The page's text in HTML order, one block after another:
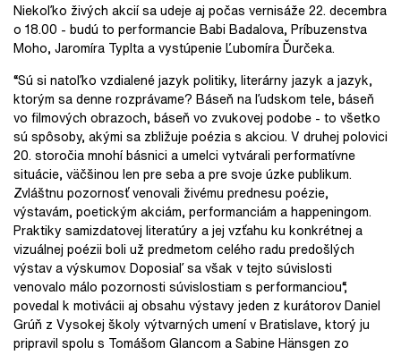
Niekoľko živých akcií sa udeje aj počas vernisáže 22. decembra
o 18.00 - budú to performancie Babi Badalova, Príbuzenstva
Moho, Jaromíra Typlta a vystúpenie Ľubomíra Ďurčeka.
“Sú si natoľko vzdialené jazyk politiky, literárny jazyk a jazyk,
ktorým sa denne rozprávame? Báseň na ľudskom tele, báseň
vo filmových obrazoch, báseň vo zvukovej podobe - to všetko
sú spôsoby, akými sa zbližuje poézia s akciou. V druhej polovici
20. storočia mnohí básnici a umelci vytvárali performatívne
situácie, väčšinou len pre seba a pre svoje úzke publikum.
Zvláštnu pozornosť venovali živému prednesu poézie,
výstavám, poetickým akciám, performanciám a happeningom.
Praktiky samizdatovej literatúry a jej vzťahu ku konkrétnej a
vizuálnej poézii boli už predmetom celého radu predošlých
výstav a výskumov. Doposiaľ sa však v tejto súvislosti
venovalo málo pozornosti súvislostiam s performanciou“,
povedal k motivácii aj obsahu výstavy jeden z kurátorov Daniel
Grúň z Vysokej školy výtvarných umení v Bratislave, ktorý ju
pripravil spolu s Tomášom Glancom a Sabine Hänsgen zo